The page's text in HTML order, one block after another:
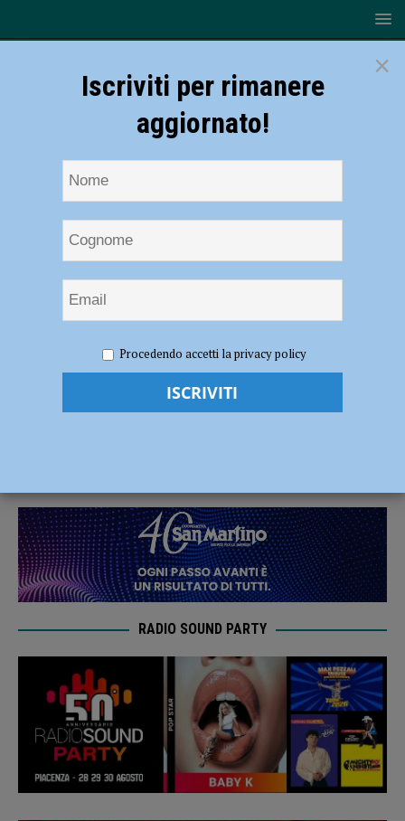
Bakery 74-71, i biancorossi chiudono il 2019 con una scofitta
Rimini – Bakery 74-71, i biancorossi
RADIO SOUND PARTY
×
Iscriviti per rimanere
aggiornato!
Procedendo accetti la privacy policy